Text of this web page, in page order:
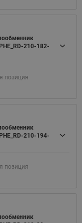
210-182-
позиция
210-194-
позиция